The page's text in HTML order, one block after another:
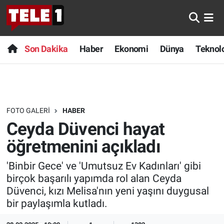
Son Dakika Haber Ekonomi Dünya
FOTO GALERI HABER
Ceyda Düvenci hayat
öğretmenini açıkladı
'Binbir Gece' ve 'Umutsuz Ev Kadınları' gibi
birçok başarılı yapımda rol alan Ceyda
Düvenci, kızı Melisa'nın yeni yaşını duygusal
bir paylaşımla kutladı.
Anında Manşet
Başka Sohbetler
Bilim turu
Bilim ve Teknoloji Evreni
Doğa Konuşuyor
Dünya
Son Dakika
Haber
Dünya
Teknoloji
Sağlık
Spor
Nöbetçi Eczaneler
Hava Durumu
Trafik Durumu
Süper Lig Puan Durumu ve Fikstür
Tüm Manşetler
Son Dakika Haberleri